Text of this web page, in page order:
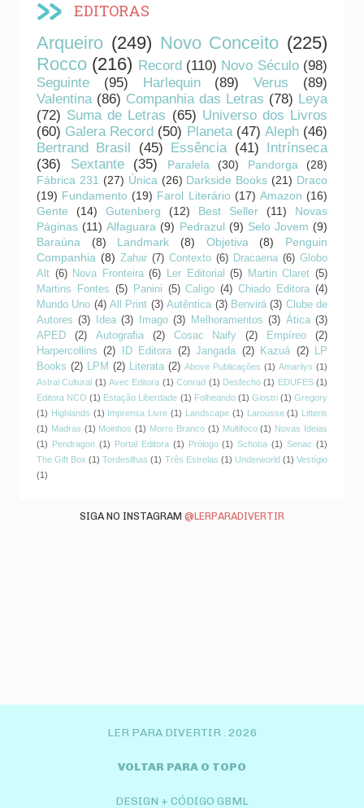
EDITORAS
Arqueiro (249) Novo Conceito (225)
Rocco (216) Record (110) Novo Século (98)
Seguinte
(95) Harlequin (89) Verus
(89)
Valentina (86) Companhia das Letras (78) Leya
(72) Suma de Letras (65) Universo dos Livros
(60) Galera Record (50) Planeta (47) Aleph (46)
Bertrand Brasil
(45) Essência (41) Intrínseca
(36)
Sextante (35) Paralela (30) Pandorga
(28)
Fábrica 231 (27) Única (26) Darkside Books (21) Draco
(19) Fundamento (19) Farol Literário (17) Amazon (16)
Gente
(14) Gutenberg (12) Best Seller (11)
Novas
Páginas (11) Alfaguara (9) Pedrazul (9) Selo Jovem (9)
Baraúna
(8) Landmark (8) Objetiva (8)
Penguin
Companhia (8) Zahar (7) Contexto (6) Dracaena (6) Globo
Alt (6) Nova Fronteira (6) Ler Editorial (5) Martin Claret (5)
Martins Fontes (5) Panini (5) Caligo (4) Chiado Editora (4)
Mundo Uno (4) All Print (3) Autêntica (3) Benvirá (3) Clube de
Autores (3) Idea (3) Imago (3) Melhoramentos (3) Ática (3)
APED
(2) Autografia (2) Cosac Naify (2) Empíreo
(2)
Harpercollins
(2) ID Editora (2) Jangada (2) Kazuá (2)
LP
Books (2) LPM (2) Literata (2) Above Publicações (1) Amarilys (1)
Astral Cultural (1) Avec Editora (1) Conrad (1) Desfecho (1) EDUFES (1)
Editora NCO (1) Estação Liberdade (1) Folheando (1) Giostri (1) Gregory
(1) Highlands (1) Imprensa Livre (1) Landscape (1) Larousse (1) Litteris
(1) Madras (1) Moinhos (1) Morro Branco (1) Multifoco (1) Novas Ideias
(1) Pendragon (1) Portal Editora (1) Prólogo (1) Schoba (1) Senac (1)
The Gift Box (1) Tordesilhas (1) Três Estrelas (1) Underworld (1) Vestígio
(1)
SIGA NO INSTAGRAM @LERPARADIVERTIR
LER PARA DIVERTIR . 2026
VOLTAR PARA O TOPO
DESIGN + CÓDIGO GBML